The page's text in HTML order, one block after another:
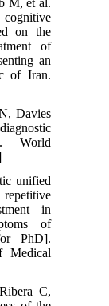
M, et al.
on the
of
an
of Iran.
Davies
World
unified
in
of
PhD].
Medical
C,